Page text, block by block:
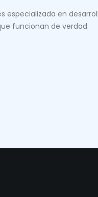
especializada en
funcionan de verdad.